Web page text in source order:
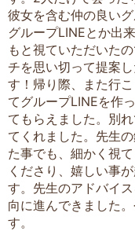
彼女を含む仲の良い
グループLINEとか出
もと視ていただいた
チを思い切って提案
す！帰り際、また行
てグループLINEを作
てもらえました。別
てくれました。先生
た事でも、細かく視
くださり、嬉しい事
す。先生のアドバイ
向に進んできました
す。